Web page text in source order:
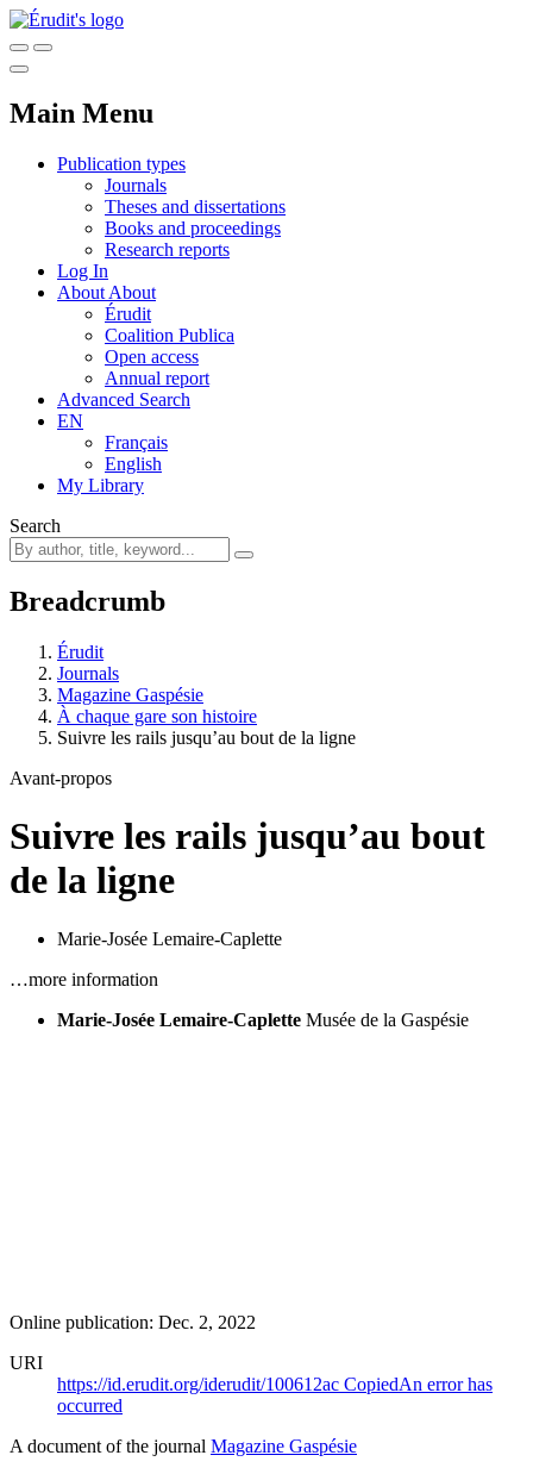
Main Menu
Publication types
Journals
Theses and dissertations
Books and proceedings
Research reports
Log In
About About
Érudit
Coalition Publica
Open access
Annual report
Advanced Search
EN
Français
English
My Library
Search
Breadcrumb
Érudit
Journals
Magazine Gaspésie
À chaque gare son histoire
Suivre les rails jusqu’au bout de la ligne
Avant-propos
Suivre les rails jusqu’au bout
de la ligne
Marie-Josée Lemaire-Caplette
…more information
Marie-Josée Lemaire-Caplette Musée de la Gaspésie
Online publication: Dec. 2, 2022
URI
https://id.erudit.org/iderudit/100612ac CopiedAn error has
occurred
A document of the journal Magazine Gaspésie